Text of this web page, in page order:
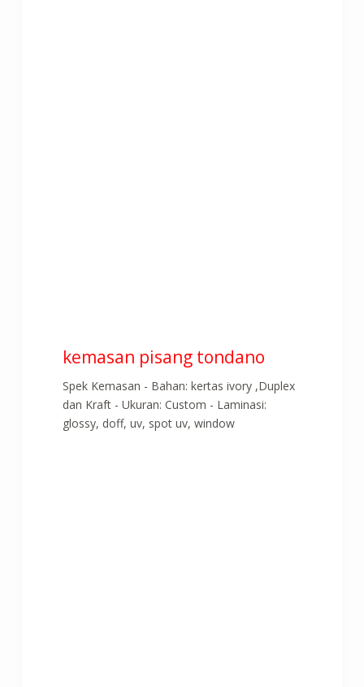
kemasan pisang tondano
Spek Kemasan - Bahan: kertas ivory ,Duplex
dan Kraft - Ukuran: Custom - Laminasi:
glossy, doff, uv, spot uv, window